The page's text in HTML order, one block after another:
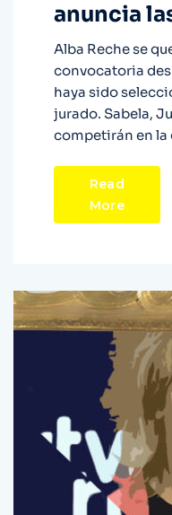
anuncia
Alba Reche se
convocatoria
haya sido
jurado. Sabela,
competirán en la
Read
More